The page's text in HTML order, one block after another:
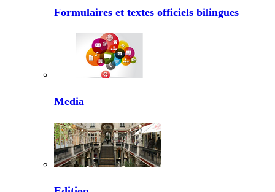
Formulaires et textes officiels bilingues
Media